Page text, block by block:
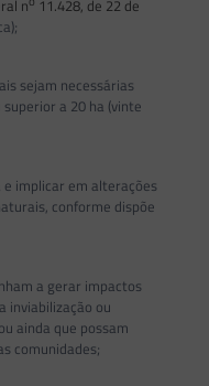
n 11.428, de 22 de
sejam necessárias
a 20 ha (vinte
implicar em alterações
conforme dispõe
a gerar impactos
inviabilização ou
ainda que possam
comunidades;